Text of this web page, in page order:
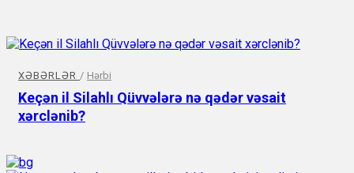
XƏBƏRLƏR / Hərbi
Keçən il Silahlı Qüvvələrə nə qədər vəsait
xərclənib?